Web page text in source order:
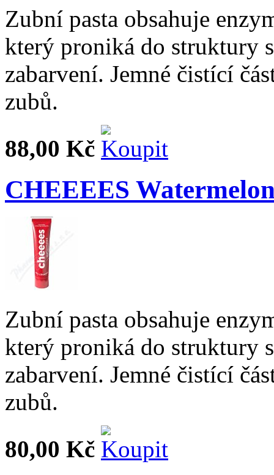
Zubní pasta obsahuje
který proniká do struktury
zabarvení. Jemné čistící
zubů.
88,00 Kč
CHEEEES
Zubní pasta obsahuje
který proniká do struktury
zabarvení. Jemné čistící
zubů.
80,00 Kč